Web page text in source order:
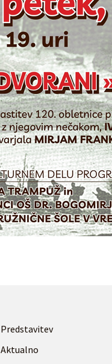
Predstavitev
Aktualno